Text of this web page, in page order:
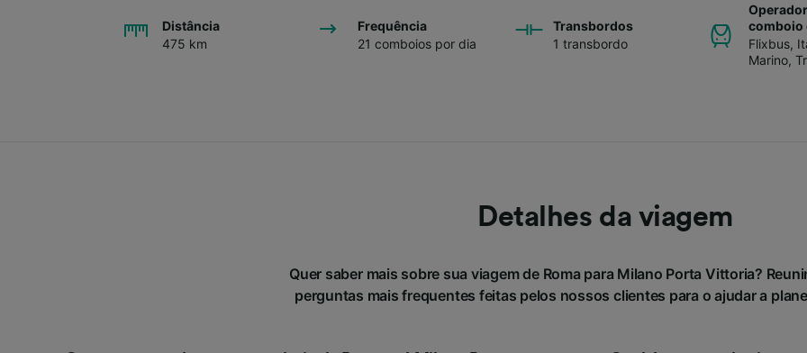
Distância
475 km
Frequência
21 comboios por dia
Transbordos
1 transbordo
comboio
Flixbus,
Marino,
Detalhes da viagem
Quer saber mais sobre sua viagem de Roma para Milano Porta Vittoria?
perguntas mais frequentes feitas pelos nossos clientes para o ajudar a